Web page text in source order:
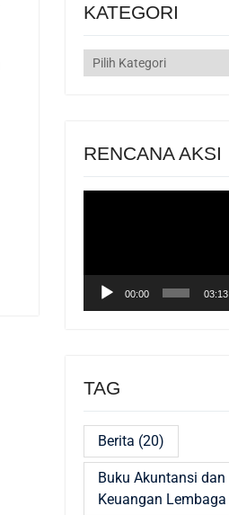
KATEGORI
KATEGORI
RENCANA AKSI
00:00 03:13
TAG
Berita (20)
Buku Akuntansi dan
Keuangan Lembaga